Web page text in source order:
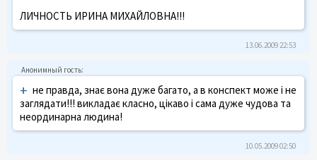
ЛИЧНОСТЬ ИРИНА МИХАЙЛОВНА!!!
13.06.2009 22:53
+ не правда, знає вона дуже багато, а в конспект може і не
заглядати!!! викладає класно, цікаво і сама дуже чудова та
неординарна людина!
10.05.2009 02:50